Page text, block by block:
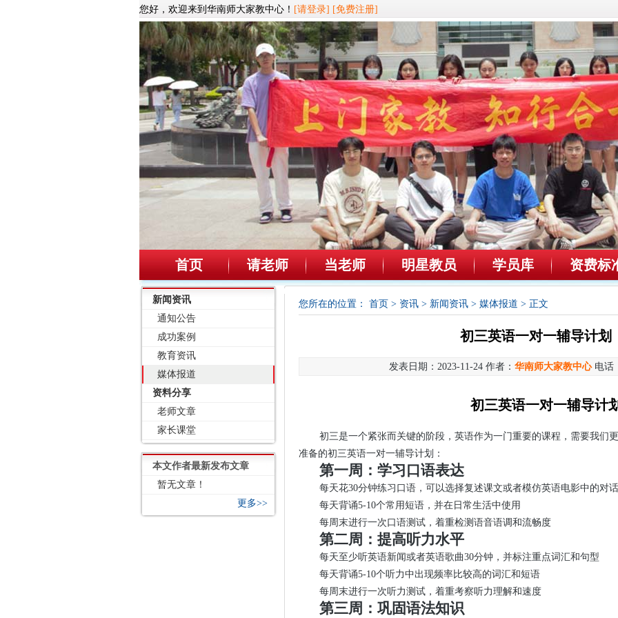
您好，欢迎来到华南师大家教中心！ [请登录] [免费注册]
首页 请老师 当老师 明星教员 学员库 资费标
新闻资讯
通知公告
成功案例
教育资讯
媒体报道
资料分享
老师文章
家长课堂
本文作者最新发布文章
暂无文章！
更多>>
您所在的位置： 首页 > 资讯 > 新闻资讯 > 媒体报道 > 正文
初三英语一对一辅导计划
发表日期：2023-11-24 作者： 华南师大家教中心电话
初三英语一对一辅导计
初三是一个紧张而关键的阶段，英语作为一门重要的课程，需要我们
准备的初三英语一对一辅导计划：
第一周：学习口语表达
每天花30分钟练习口语，可以选择复述课文或者模仿英语电影中的对话
每天背诵5-10个常用短语，并在日常生活中使用
每周末进行一次口语测试，着重检测语音语调和流畅度
第二周：提高听力水平
每天至少听英语新闻或者英语歌曲30分钟，并标注重点词汇和句型
每天背诵5-10个听力中出现频率比较高的词汇和短语
每周末进行一次听力测试，着重考察听力理解和速度
第三周：巩固语法知识